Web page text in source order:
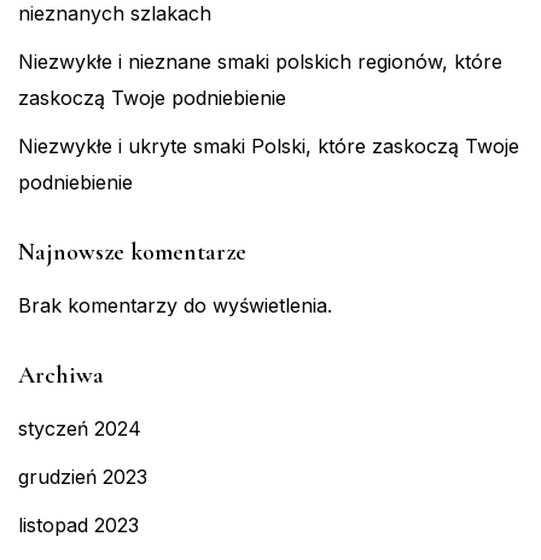
nieznanych szlakach
Niezwykłe i nieznane smaki polskich regionów, które
zaskoczą Twoje podniebienie
Niezwykłe i ukryte smaki Polski, które zaskoczą Twoje
podniebienie
Najnowsze komentarze
Brak komentarzy do wyświetlenia.
Archiwa
styczeń 2024
grudzień 2023
listopad 2023